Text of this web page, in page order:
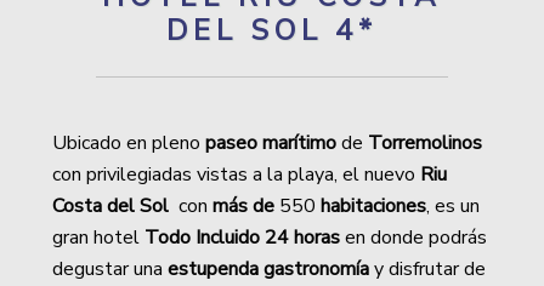
DEL SOL 4*
Ubicado en pleno paseo marítimode Torremolinos
con privilegiadas vistas a la playa, el nuevo Riu
Costa del Solcon más de 550 habitaciones, es un
gran hotel Todo Incluido 24 horasen donde podrás
degustar una estupenda gastronomíay disfrutar de